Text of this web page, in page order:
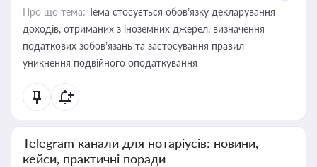
Про що тема: Тема стосується обов’язку декларування
доходів, отриманих з іноземних джерел, визначення
податкових зобов’язань та застосування правил
уникнення подвійного оподаткування
Telegram канали для нотаріусів: новини,
кейси, практичні поради